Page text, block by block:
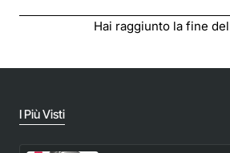
Hai raggiunto la fine
I Più Visti